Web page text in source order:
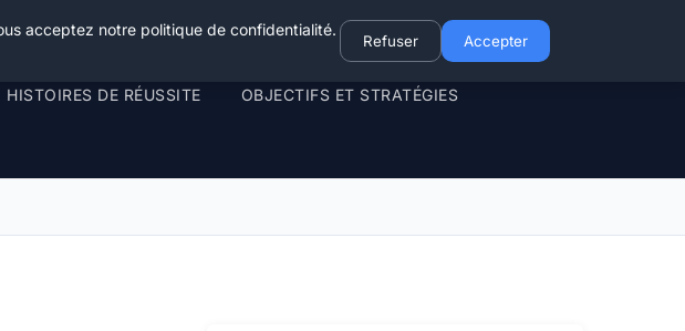
HISTOIRES DE RÉUSSITE OBJECTIFS ET STRATÉGIES
acceptez notre politique de confidentialité.
Refuser Accepter